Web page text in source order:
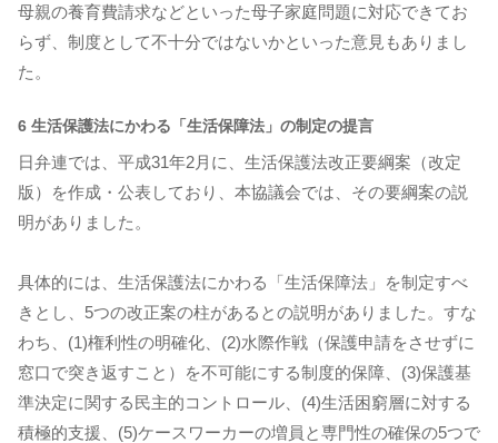
母親の養育費請求などといった母子家庭問題に対応できてお
らず、制度として不十分ではないかといった意見もありまし
た。
6 生活保護法にかわる「生活保障法」の制定の提言
日弁連では、平成31年2月に、生活保護法改正要綱案（改定
版）を作成・公表しており、本協議会では、その要綱案の説
明がありました。
具体的には、生活保護法にかわる「生活保障法」を制定すべ
きとし、5つの改正案の柱があるとの説明がありました。すな
わち、(1)権利性の明確化、(2)水際作戦（保護申請をさせずに
窓口で突き返すこと）を不可能にする制度的保障、(3)保護基
準決定に関する民主的コントロール、(4)生活困窮層に対する
積極的支援、(5)ケースワーカーの増員と専門性の確保の5つで